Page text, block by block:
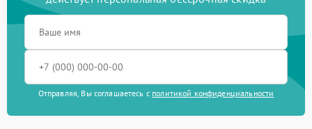
Отправляя, Вы соглашаетесь с политикой конфиденциальности